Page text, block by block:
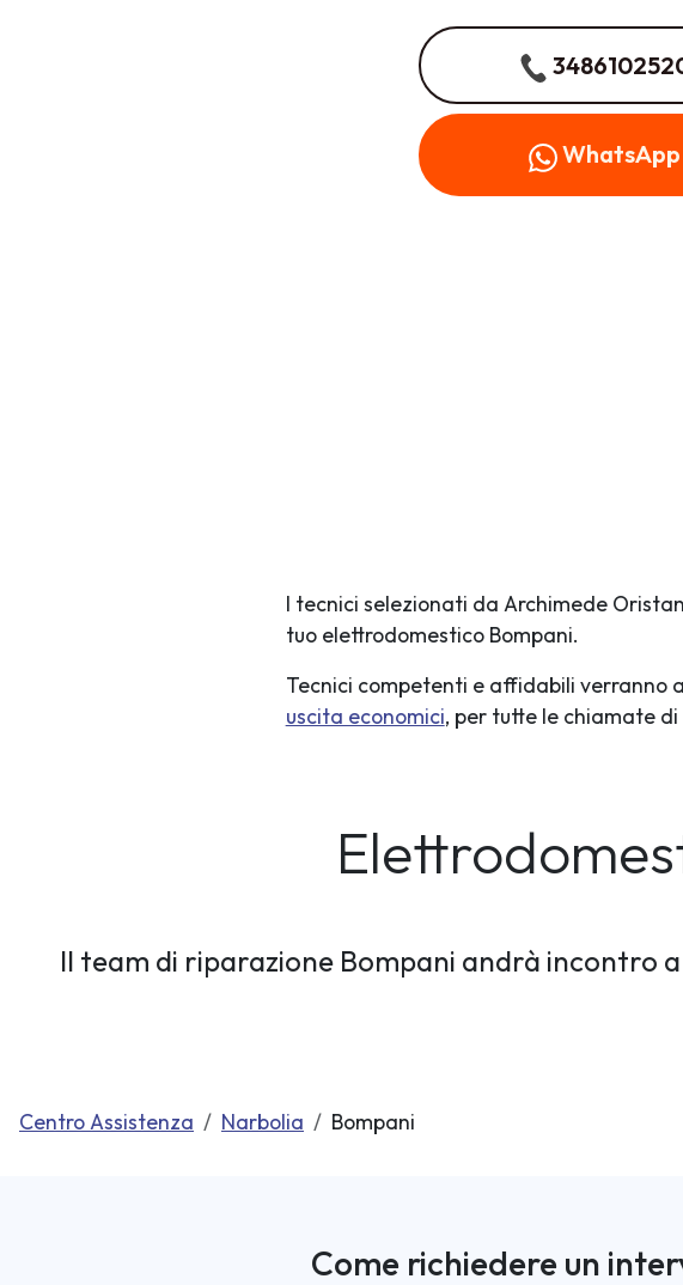
WhatsApp
I tecnici selezionati da Archimede
tuo elettrodomestico Bompani.
Tecnici competenti e affidabili verranno
uscita economici, per tutte le chiamate
Il team di riparazione Bompani andrà incontro
Centro Assistenza Narbolia Bompani
Come richiedere un